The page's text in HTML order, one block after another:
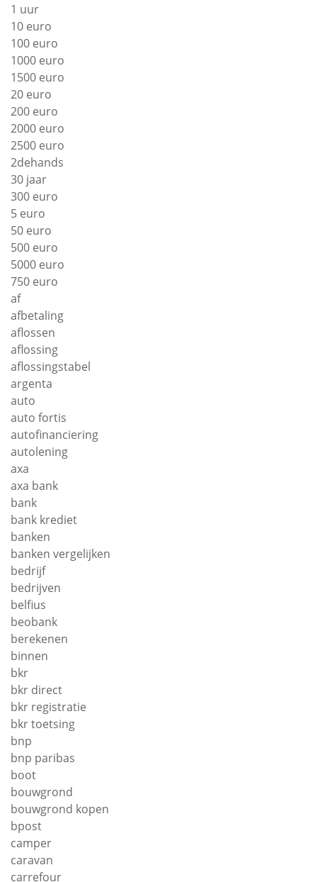
1 uur
10 euro
100 euro
1000 euro
1500 euro
20 euro
200 euro
2000 euro
2500 euro
2dehands
30 jaar
300 euro
5 euro
50 euro
500 euro
5000 euro
750 euro
af
afbetaling
aflossen
aflossing
aflossingstabel
argenta
auto
auto fortis
autofinanciering
autolening
axa
axa bank
bank
bank krediet
banken
banken vergelijken
bedrijf
bedrijven
belfius
beobank
berekenen
binnen
bkr
bkr direct
bkr registratie
bkr toetsing
bnp
bnp paribas
boot
bouwgrond
bouwgrond kopen
bpost
camper
caravan
carrefour